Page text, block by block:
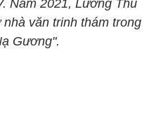
Năm 2021, Lương Thu
văn trinh thám trong
Gương".